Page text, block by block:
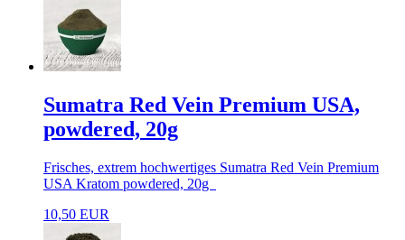
Sumatra Red Vein Premium USA,
powdered, 20g
Frisches, extrem hochwertiges Sumatra Red Vein Premium
USA Kratom powdered, 20g
10,50 EUR